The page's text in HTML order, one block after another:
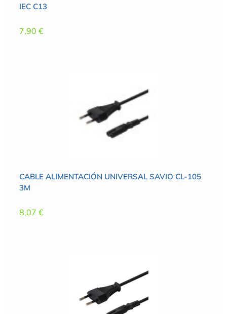
IEC C13
7,90 €
CABLE ALIMENTACIÓN UNIVERSAL SAVIO CL-105
3M
8,07 €